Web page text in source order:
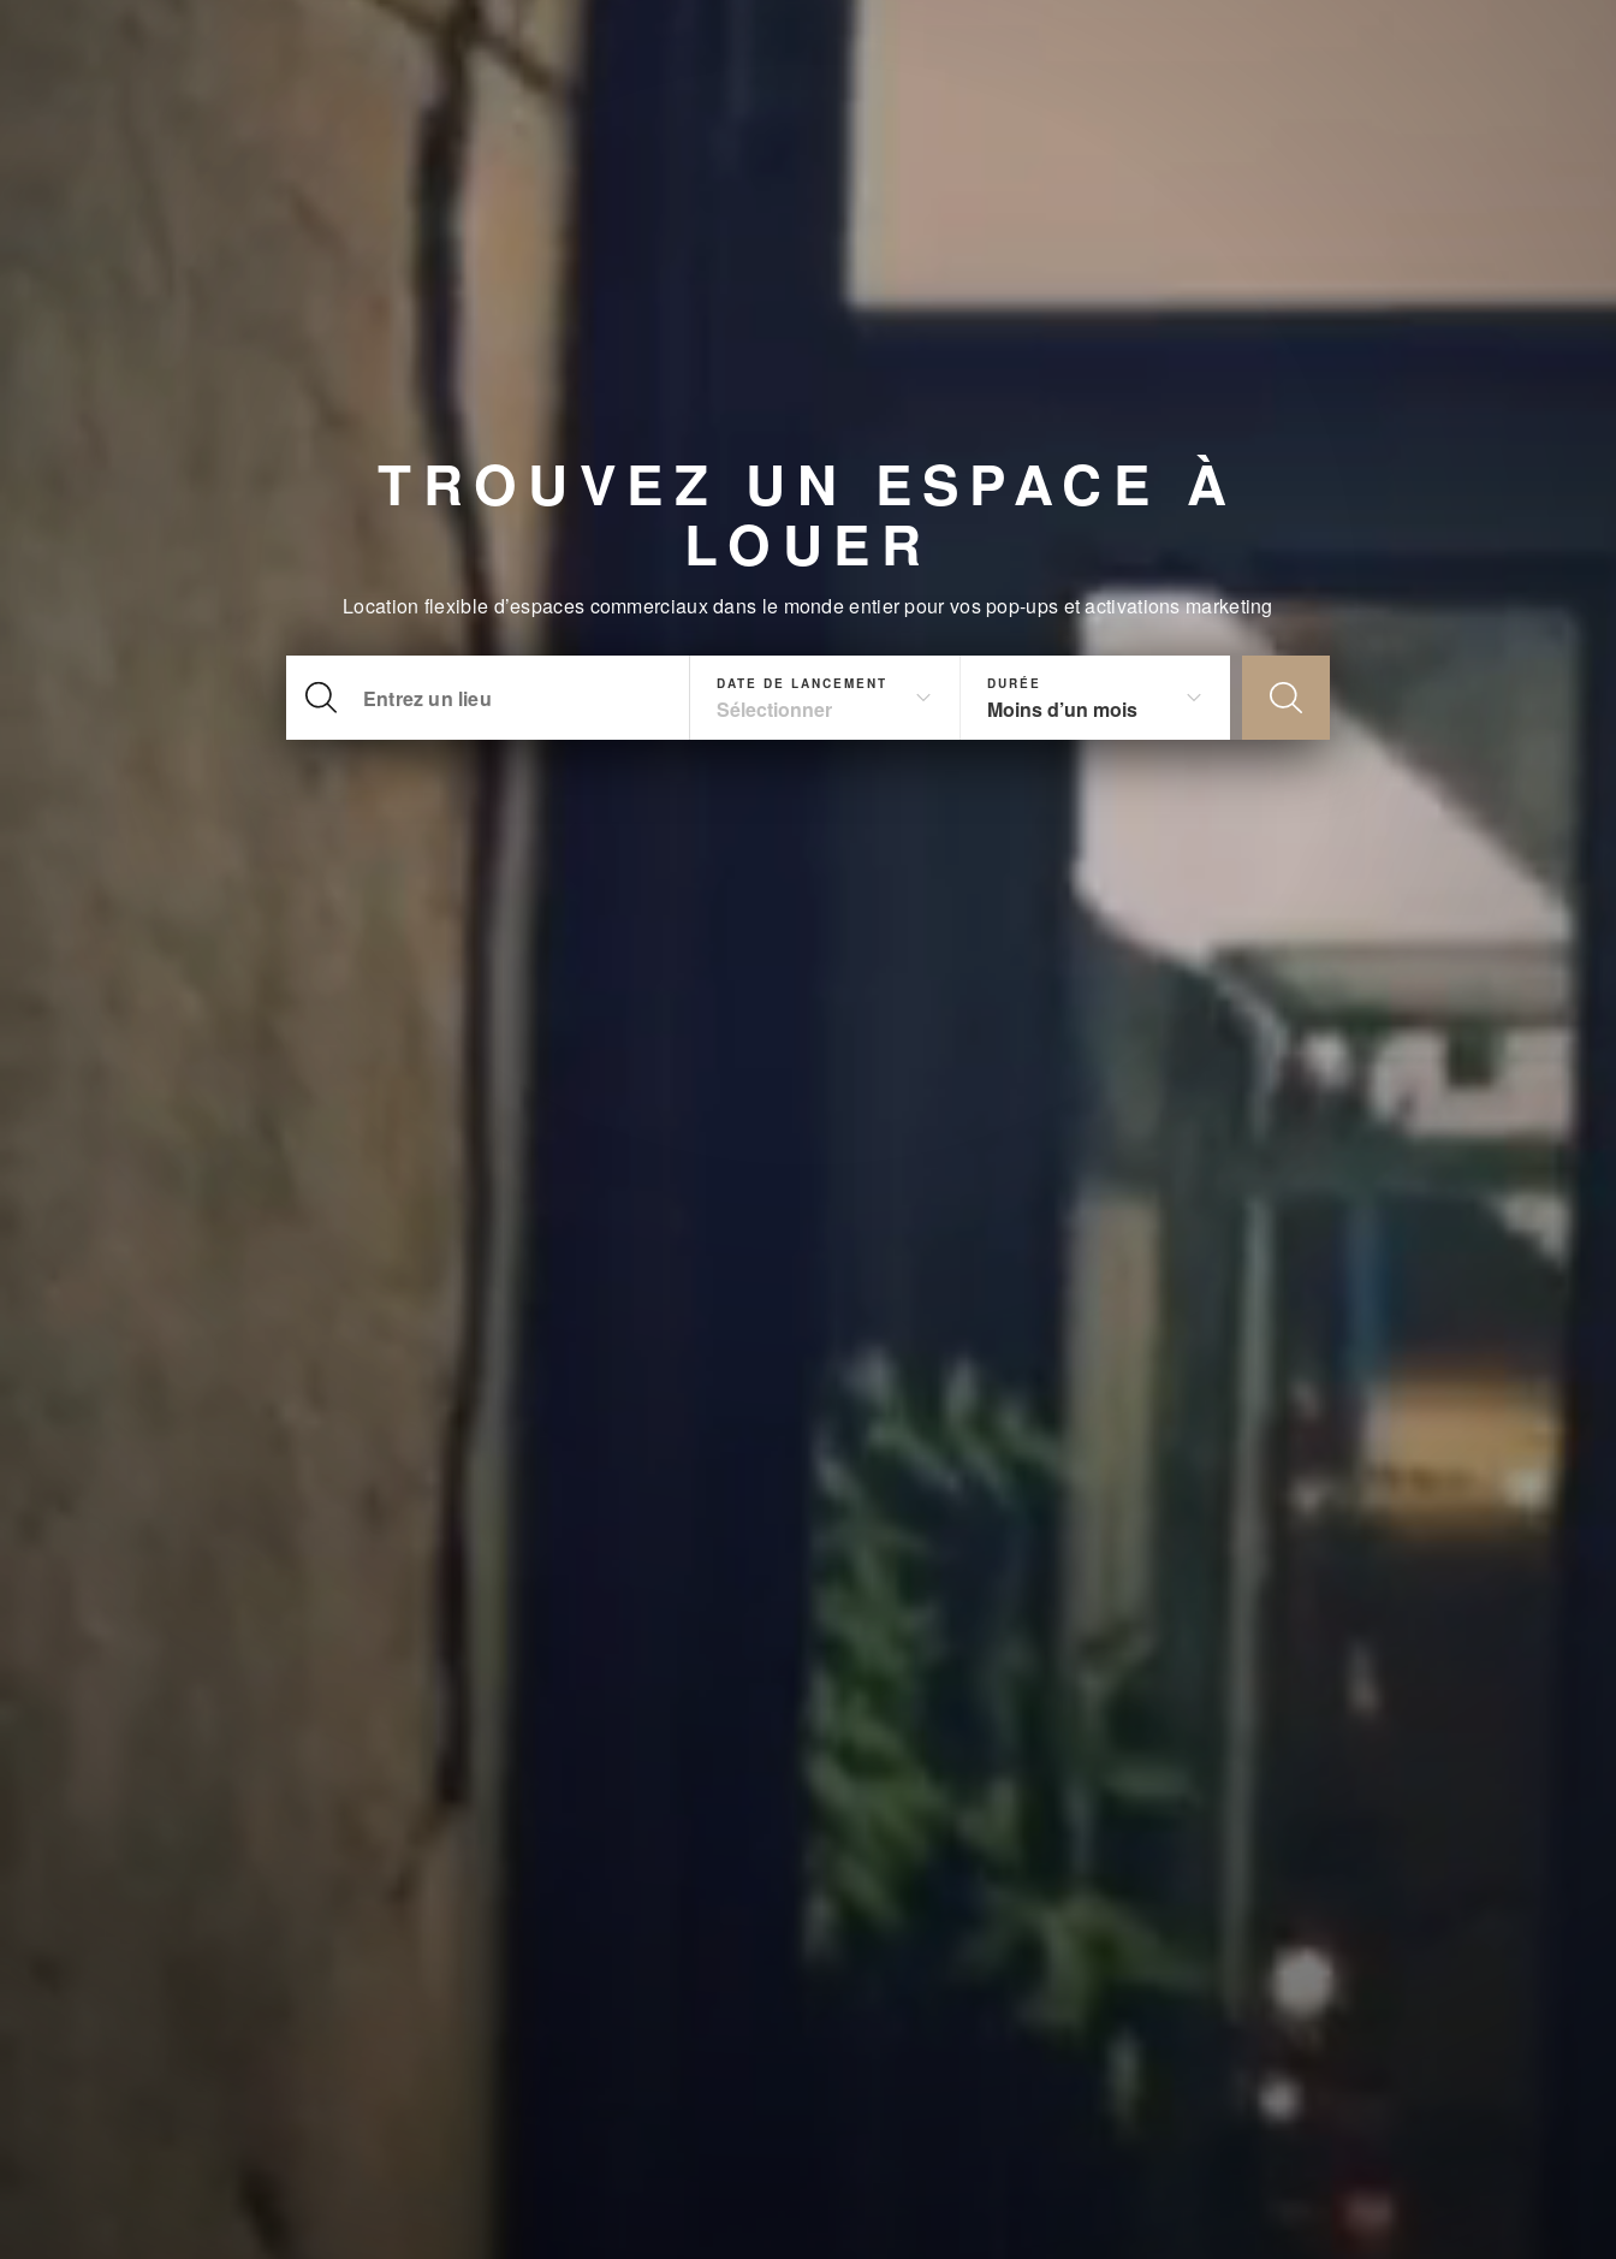
TROUVEZ UN ESPACE À
LOUER
Location flexible d’espaces commerciaux dans le monde entier pour vos pop-ups et activations marketing
DATE DE LANCEMENT
Sélectionner
DURÉE
Moins d’un mois